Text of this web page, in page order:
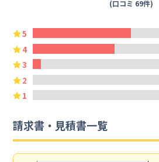
(口コミ 69件)
5
4
3
2
1
請求書・見積書一覧